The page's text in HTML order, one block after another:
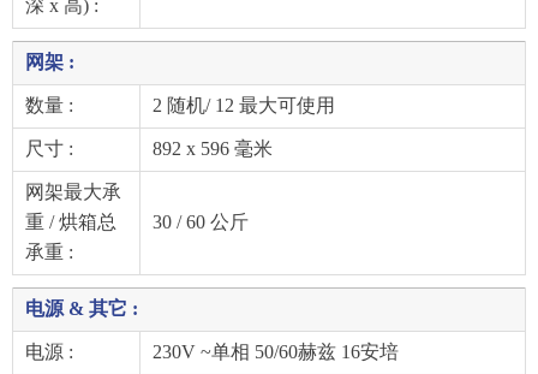
深 x 高) :
网架 :
数量 : 2 随机/ 12 最大可使用
尺寸 : 892 x 596 毫米
网架最大承
重 / 烘箱总
承重 :
30 / 60 公斤
电源 & 其它 :
电源 : 230V ~单相 50/60赫兹 16安培